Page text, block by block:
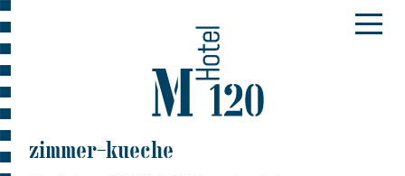
zimmer-kueche